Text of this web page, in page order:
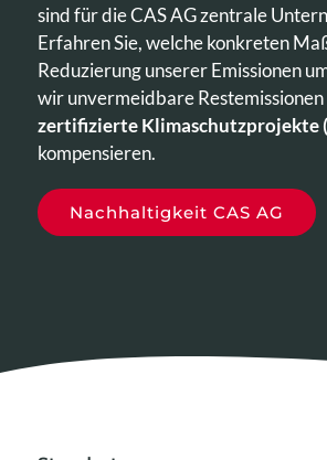
sind für die CAS AG zentrale
Erfahren Sie, welche konkreten
Reduzierung unserer Emissionen
wir unvermeidbare
zertifizierte Klimaschutzprojekte
kompensieren.
Nachhaltigkeit CAS AG